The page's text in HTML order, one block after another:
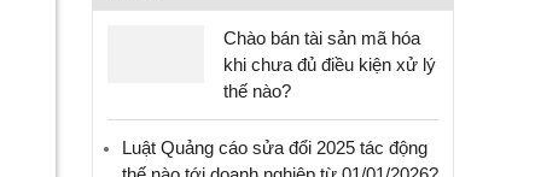
Chào bán tài sản mã hóa
khi chưa đủ điều kiện xử lý
thế nào?
Luật Quảng cáo sửa đổi 2025 tác động